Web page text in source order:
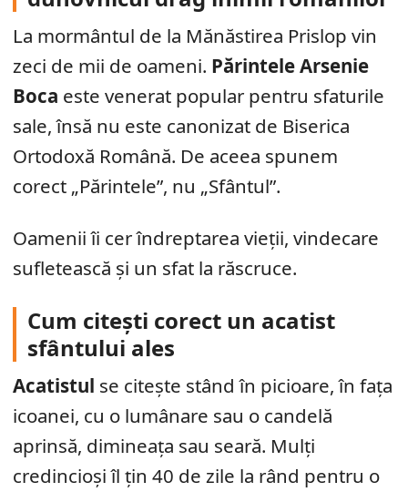
La mormântul de la Mănăstirea Prislop vin
zeci de mii de oameni. Părintele Arsenie
Boca este venerat popular pentru sfaturile
sale, însă nu este canonizat de Biserica
Ortodoxă Română. De aceea spunem
corect „Părintele”, nu „Sfântul”.
Oamenii îi cer îndreptarea vieții, vindecare
sufletească și un sfat la răscruce.
Cum citești corect un acatist
sfântului ales
Acatistul se citește stând în picioare, în fața
icoanei, cu o lumânare sau o candelă
aprinsă, dimineața sau seară. Mulți
credincioși îl țin 40 de zile la rând pentru o